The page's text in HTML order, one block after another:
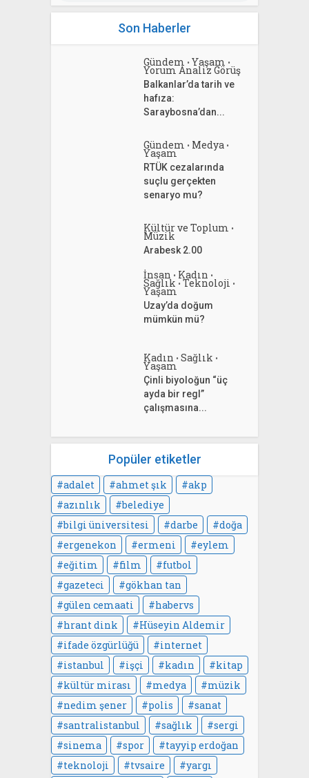
Son Haberler
Gündem • Yaşam •
Yorum Analiz Görüş
Balkanlar’da tarih ve
hafıza:
Saraybosna’dan...
Gündem • Medya •
Yaşam
RTÜK cezalarında
suçlu gerçekten
senaryo mu?
Kültür ve Toplum •
Müzik
Arabesk 2.00
İnsan • Kadın •
Sağlık • Teknoloji •
Yaşam
Uzay’da doğum
mümkün mü?
Kadın • Sağlık •
Yaşam
Çinli biyoloğun “üç
ayda bir regl”
çalışmasına...
Popüler etiketler
adalet ahmet şık
akp
azınlık
belediye
bilgi üniversitesi
darbe
doğa
ergenekon
ermeni
eylem
eğitim
film
futbol
gazeteci
gökhan tan
gülen cemaati
habervs
hrant dink
Hüseyin Aldemir
ifade özgürlüğü
internet
istanbul
işçi kadın
kitap
kültür mirası
medya
müzik
nedim şener
polis
sanat
santralistanbul
sağlık
sergi
sinema
spor
tayyip erdoğan
teknoloji
tvsaire
yargı